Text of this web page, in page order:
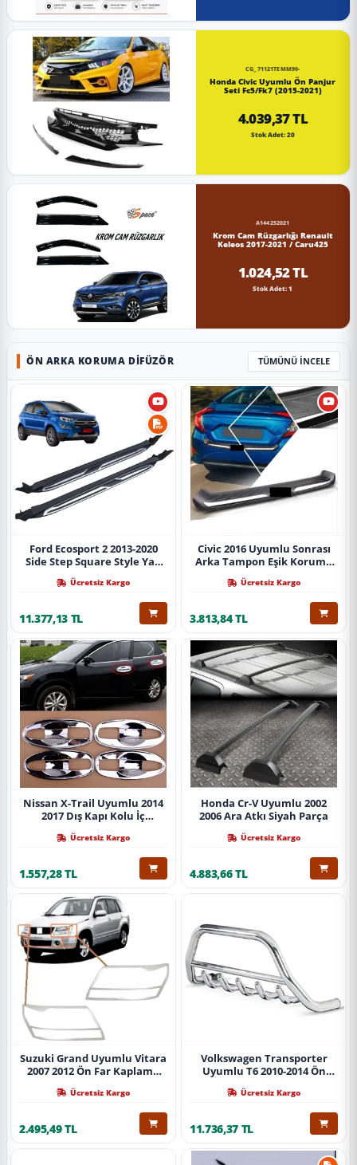
CG_71121TEMM90-
Honda Civic Uyumlu Ön Panjur
Seti Fc5/Fk7 (2015-2021)
4.039,37 TL
Stok Adet: 20
A144252021
Krom Cam Rüzgarlığı Renault
Keleos 2017-2021 / Caru425
1.024,52 TL
Stok Adet: 1
ÖN ARKA KORUMA DIFÜZÖR TÜMÜNÜ İNCELE
Ford Ecosport 2 2013-2020
Side Step Square Style Yan
Ücretsiz Kargo
11.377,13 TL
Civic 2016 Uyumlu Sonrası
Arka Tampon Eşik Koruma
Ücretsiz Kargo
3.813,84 TL
Nissan X-Trail Uyumlu 2014
2017 Dış Kapı Kolu İç
Ücretsiz Kargo
1.557,28 TL
Honda Cr-V Uyumlu 2002
2006 Ara Atkı Siyah Parça
Ücretsiz Kargo
4.883,66 TL
Suzuki Grand Uyumlu Vitara
2007 2012 Ön Far Kaplama
Ücretsiz Kargo
2.495,49 TL
Volkswagen Transporter
Uyumlu T6 2010-2014 Ön
Çelik Krom
Ücretsiz Kargo
11.736,37 TL